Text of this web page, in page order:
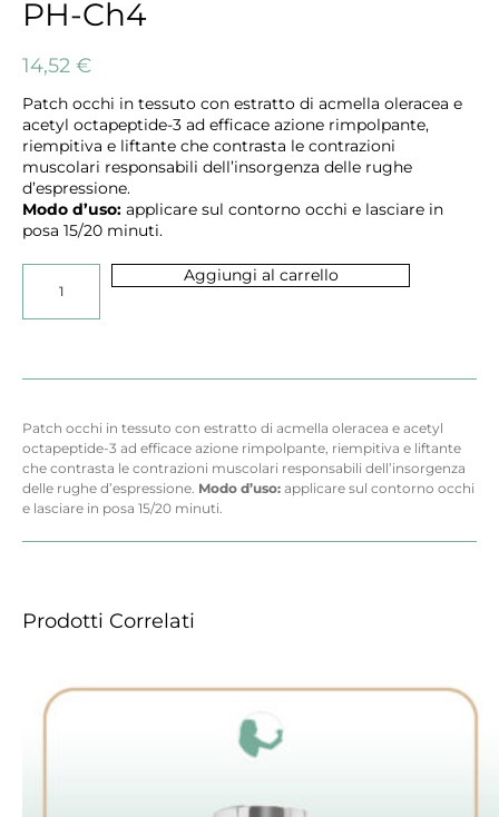
PH-Ch4
14,52 €
Patch occhi in tessuto con estratto di acmella oleracea e
acetyl octapeptide-3 ad efficace azione rimpolpante,
riempitiva e liftante che contrasta le contrazioni
muscolari responsabili dell’insorgenza delle rughe
d’espressione.
Modo d’uso: applicare sul contorno occhi e lasciare in
posa 15/20 minuti.
Aggiungi al carrello
Patch occhi in tessuto con estratto di acmella oleracea e acetyl
octapeptide-3 ad efficace azione rimpolpante, riempitiva e liftante
che contrasta le contrazioni muscolari responsabili dell’insorgenza
delle rughe d’espressione. Modo d’uso: applicare sul contorno occhi
e lasciare in posa 15/20 minuti.
Prodotti Correlati